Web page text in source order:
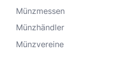
Münzmessen
Münzhändler
Münzvereine